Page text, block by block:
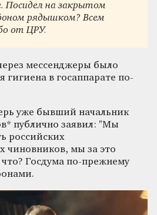
Посидел на закрытом
рядышком? Всем
от ЦРУ.
мессенджеры было
в госаппарате по-
уже бывший начальник
публично заявил: "Мы
российских
чиновников, мы за это
Госдума по-прежнему